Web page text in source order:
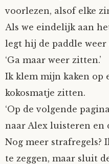
voorlezen, alsof elke
Als we eindelijk aan
legt hij de paddle weer
‘Ga maar weer zitten.’
Ik klem mijn kaken op
kokosmatje zitten.
‘Op de volgende
naar Alex luisteren en
Nog meer strafregels?
te zeggen, maar sluit